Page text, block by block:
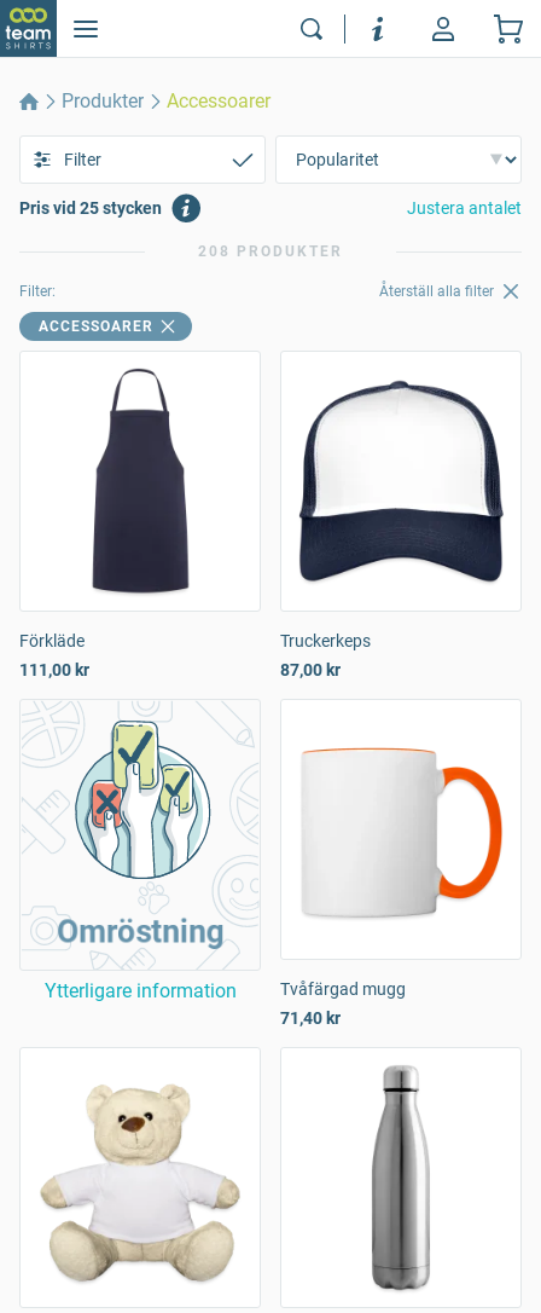
Produkter Accessoarer
Filter
Pris vid 25 stycken Justera antalet
208 PRODUKTER
Filter: Återställ alla filter
ACCESSOARER
Förkläde
111,00 kr
Truckerkeps
87,00 kr
Omröstning
Ytterligare information
Tvåfärgad mugg
71,40 kr